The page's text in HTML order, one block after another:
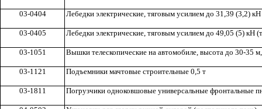
03-0404 Лебедки электрические, тяговым усилием до 31,39 (3,2) кН
03-0405 Лебедки электрические, тяговым усилием до 49,05 (5) кН
03-1051 Вышки телескопические на автомобиле, высота до 30-35
03-1121 Подъемники мачтовые строительные 0,5 т
03-1811 Погрузчики одноковшовые универсальные фронтальные